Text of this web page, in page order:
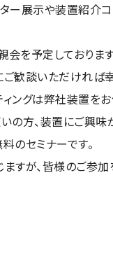
(CP)
工観察装置 (FIB)
ロアナライザー
プローブ (Auger)
、ESCA)
ス
展示会
ブ
ーク
チ
ト
子
INTERVIEW
ター展示や装置紹介
を予定しておりま
歓談いただければ幸
ングは弊社装置を
の方、装置にご興味
のセミナーです。
すが、皆様のご参